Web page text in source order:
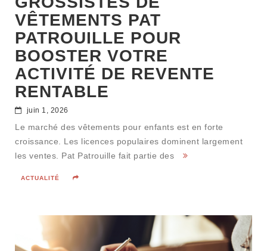
VÊTEMENTS PAT
PATROUILLE POUR
BOOSTER VOTRE
ACTIVITÉ DE REVENTE
RENTABLE
juin 1, 2026
Le marché des vêtements pour enfants est en forte
croissance. Les licences populaires dominent largement
les ventes. Pat Patrouille fait partie des
ACTUALITÉ